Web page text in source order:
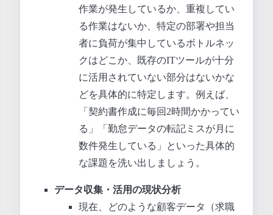
作業が発生しているか、重複してい
る作業はないか、特定の部署や担当
者に負荷が集中しているボトルネッ
クはどこか、既存のITツールが十分
に活用されていない部分はないかな
どを具体的に特定します。例えば、
「契約書作成に毎回2時間かかってい
る」「勤怠データの転記ミスが月に
数件発生している」といった具体的
な課題を洗い出しましょう。
データ収集・活用の現状分析
現在、どのような顧客データ（求職